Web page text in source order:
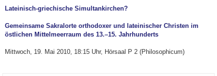
Lateinisch-griechische Simultankirchen?
Gemeinsame Sakralorte orthodoxer und lateinischer Christen im
östlichen Mittelmeerraum des 13.–15. Jahrhunderts
Mittwoch, 19. Mai 2010, 18:15 Uhr, Hörsaal P 2 (Philosophicum)